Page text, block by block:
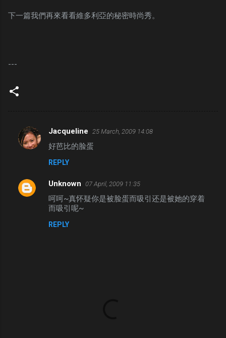
下一篇我們再來看看維多利亞的秘密時尚秀。
---
C
o
m
e
Jacqueline 25 March, 2009 14:08
好芭比的脸蛋
REPLY
Unknown 07 April, 2009 11:35
呵呵~真怀疑你是被脸蛋而吸引还是被她的穿着
而吸引呢~
REPLY